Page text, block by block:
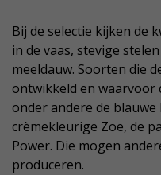
Bij de selectie kijken de
in de vaas, stevige
meeldauw. Soorten die
ontwikkeld en waarvoor
onder andere de
crèmekleurige Zoe, de
Power. Die mogen
produceren.